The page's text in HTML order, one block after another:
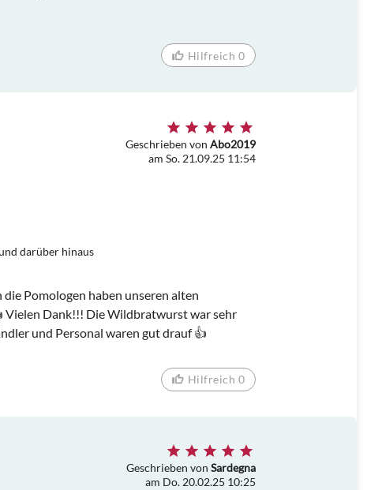
Hilfreich 0
Geschrieben von Abo2019
am So. 21.09.25 11:54
darüber hinaus
Pomologen haben unseren alten
Vielen Dank!!! Die Wildbratwurst war sehr
und Personal waren gut drauf 👍
Hilfreich 0
Geschrieben von Sardegna
am Do. 20.02.25 10:25